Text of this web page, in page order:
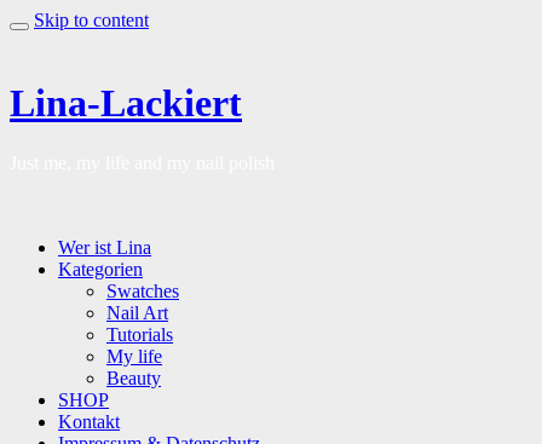
Skip to content
Lina-Lackiert
Wer ist Lina
Kategorien
Swatches
Nail Art
Tutorials
My life
Beauty
SHOP
Kontakt